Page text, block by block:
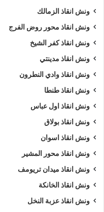
ونش انقاذ الزمالك
ونش انقاذ محور روض الفرج
ونش انقاذ كفر الشيخ
ونش انقاذ مدينتي
ونش انقاذ وادي النطرون
ونش انقاذ طنطا
ونش انقاذ اول عباس
ونش انقاذ بولاق
ونش انقاذ اسوان
ونش انقاذ محور المشير
ونش انقاذ ميدان تريومف
ونش انقاذ الخانكة
ونش انقاذ عزبة النخل